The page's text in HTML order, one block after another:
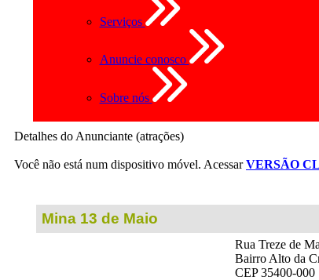
Serviços
Anuncie conosco
Sobre nós
Detalhes do Anunciante (atrações)
Você não está num dispositivo móvel. AcessarVERSÃO
Mina 13 de Maio
Rua Treze de
Bairro Alto da
CEP 35400-000